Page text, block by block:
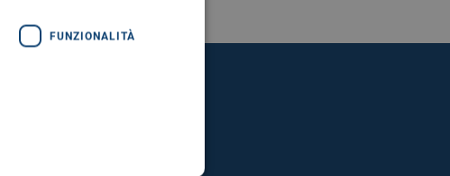
FUNZIONALITÀ